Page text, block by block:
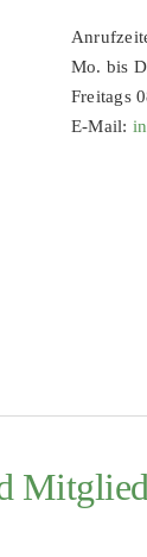
Mo. bis
Freitags
E-Mail: